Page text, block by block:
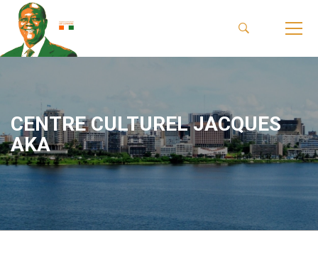
CENTRE CULTUREL JACQUES
AKA